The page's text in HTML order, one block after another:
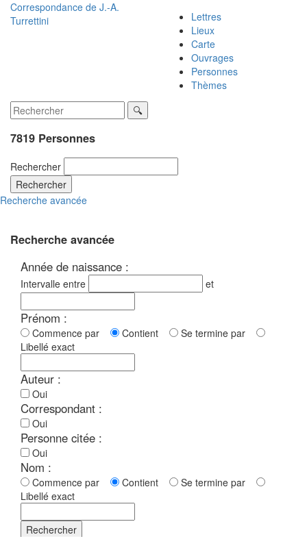
Correspondance de J.-A.
Turrettini
Lettres
Lieux
Carte
Ouvrages
Personnes
Thèmes
7819 Personnes
Rechercher
Rechercher
Recherche avancée
Recherche avancée
Année de naissance :
Intervalle entre et
Prénom :
Commence par Contient
Se termine par
Libellé exact
Auteur :
Oui
Correspondant :
Oui
Personne citée :
Oui
Nom :
Commence par Contient
Se termine par
Libellé exact
Rechercher